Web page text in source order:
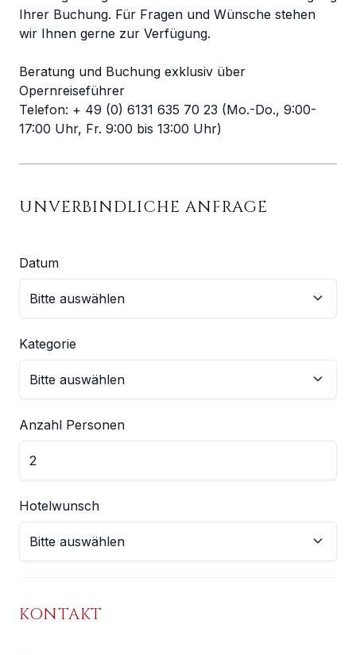
Ihrer Buchung. Für Fragen und Wünsche stehen
wir Ihnen gerne zur Verfügung.
Beratung und Buchung exklusiv über
Opernreiseführer
Telefon: + 49 (0) 6131 635 70 23 (Mo.-Do., 9:00-
17:00 Uhr, Fr. 9:00 bis 13:00 Uhr)
UNVERBINDLICHE ANFRAGE
Datum
Kategorie
Anzahl Personen
Hotelwunsch
KONTAKT